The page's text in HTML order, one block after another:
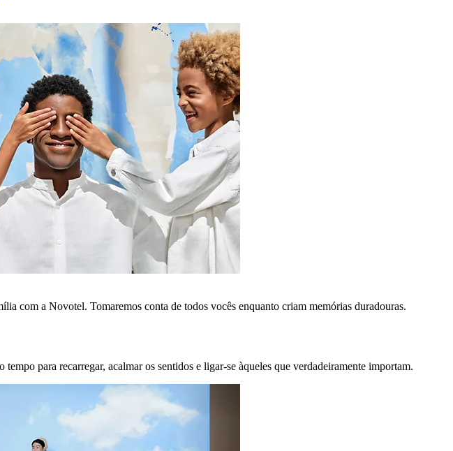
com a Novotel. Tomaremos conta de todos vocês enquanto criam memórias duradouras.
para recarregar, acalmar os sentidos e ligar-se àqueles que verdadeiramente importam.